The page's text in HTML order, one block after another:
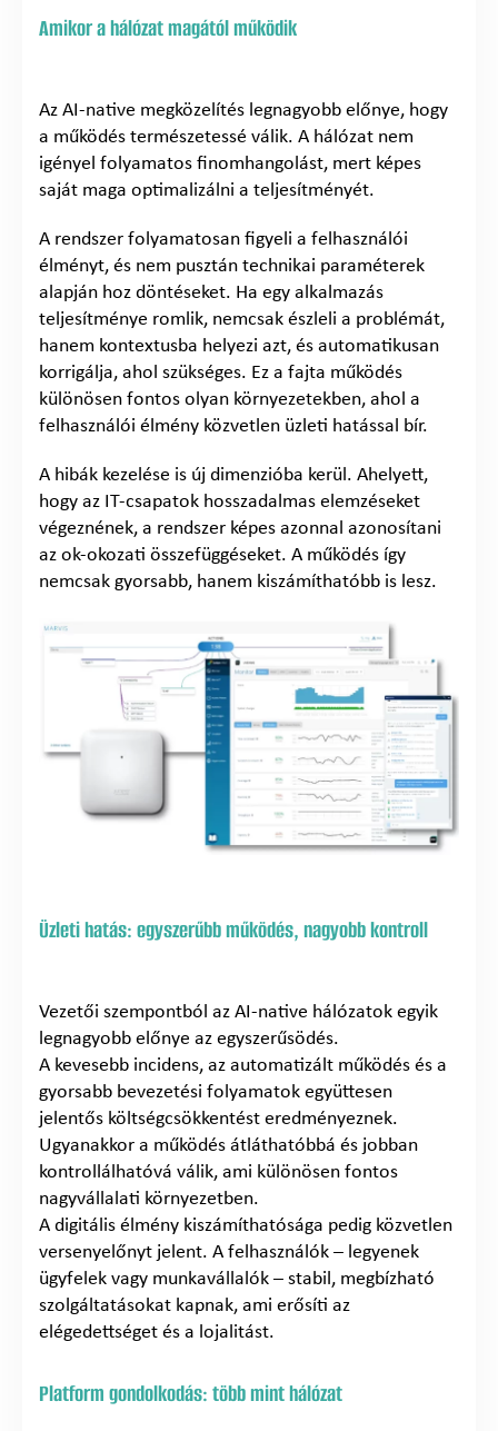
Amikor a hálózat magától működik
Az AI-native megközelítés legnagyobb előnye, hogy
a működés természetessé válik. A hálózat nem
igényel folyamatos finomhangolást, mert képes
saját maga optimalizálni a teljesítményét.
A rendszer folyamatosan figyeli a felhasználói
élményt, és nem pusztán technikai paraméterek
alapján hoz döntéseket. Ha egy alkalmazás
teljesítménye romlik, nemcsak észleli a problémát,
hanem kontextusba helyezi azt, és automatikusan
korrigálja, ahol szükséges. Ez a fajta működés
különösen fontos olyan környezetekben, ahol a
felhasználói élmény közvetlen üzleti hatással bír.
A hibák kezelése is új dimenzióba kerül. Ahelyett,
hogy az IT-csapatok hosszadalmas elemzéseket
végeznének, a rendszer képes azonnal azonosítani
az ok-okozati összefüggéseket. A működés így
nemcsak gyorsabb, hanem kiszámíthatóbb is lesz.
Üzleti hatás: egyszerűbb működés, nagyobb kontroll
Vezetői szempontból az AI-native hálózatok egyik
legnagyobb előnye az egyszerűsödés.
A kevesebb incidens, az automatizált működés és a
gyorsabb bevezetési folyamatok együttesen
jelentős költségcsökkentést eredményeznek.
Ugyanakkor a működés átláthatóbbá és jobban
kontrollálhatóvá válik, ami különösen fontos
nagyvállalati környezetben.
A digitális élmény kiszámíthatósága pedig közvetlen
versenyelőnyt jelent. A felhasználók – legyenek
ügyfelek vagy munkavállalók – stabil, megbízható
szolgáltatásokat kapnak, ami erősíti az
elégedettséget és a lojalitást.
Platform gondolkodás: több mint hálózat